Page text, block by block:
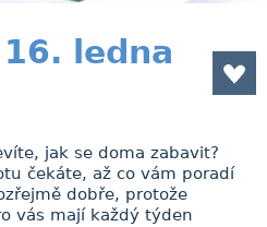
ledna
jak se doma zabavit?
čekáte, až co vám poradí
dobře, protože
vás mají každý týden